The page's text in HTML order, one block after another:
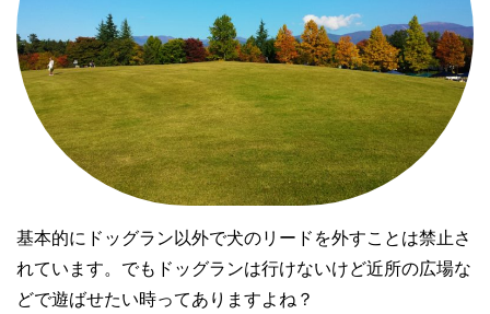
基本的にドッグラン以外で犬のリードを外すことは禁止さ
れています。でもドッグランは行けないけど近所の広場な
どで遊ばせたい時ってありますよね？